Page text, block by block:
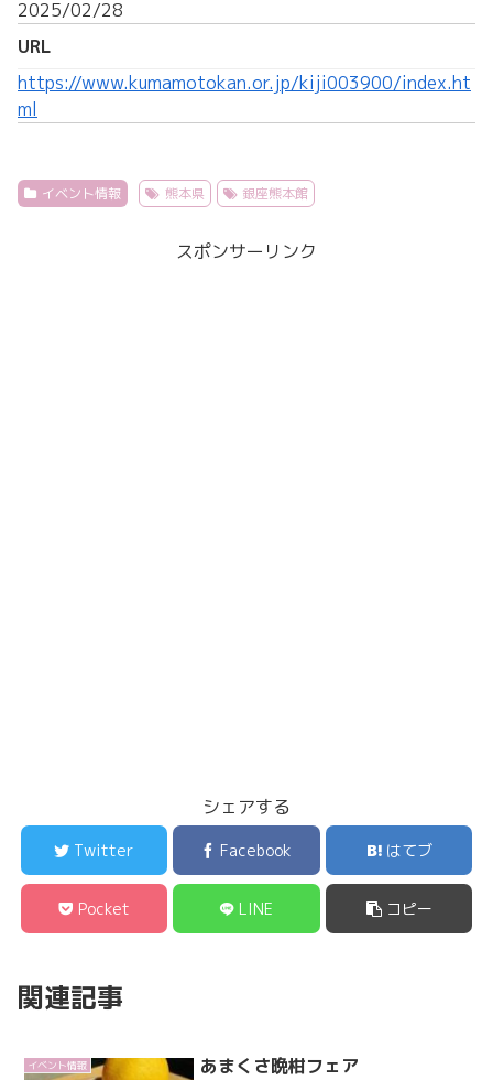
2025/02/28
URL
https://www.kumamotokan.or.jp/kiji003900/index.ht
ml
イベント情報 熊本県 銀座熊本館
スポンサーリンク
シェアする
Twitter Facebook はてブ
Pocket LINE コピー
関連記事
イベント情報 あまくさ晩柑フェア